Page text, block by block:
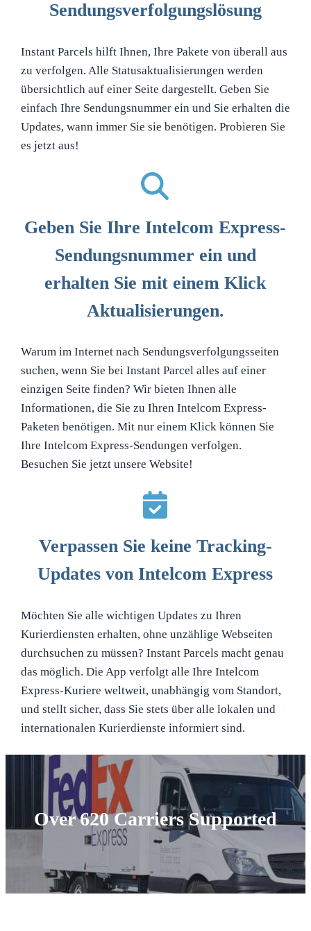
Sendungsverfolgungslösung
Instant Parcels hilft Ihnen, Ihre Pakete von überall aus
zu verfolgen. Alle Statusaktualisierungen werden
übersichtlich auf einer Seite dargestellt. Geben Sie
einfach Ihre Sendungsnummer ein und Sie erhalten die
Updates, wann immer Sie sie benötigen. Probieren Sie
es jetzt aus!
Geben Sie Ihre Intelcom Express-
Sendungsnummer ein und
erhalten Sie mit einem Klick
Aktualisierungen.
Warum im Internet nach Sendungsverfolgungsseiten
suchen, wenn Sie bei Instant Parcel alles auf einer
einzigen Seite finden? Wir bieten Ihnen alle
Informationen, die Sie zu Ihren Intelcom Express-
Paketen benötigen. Mit nur einem Klick können Sie
Ihre Intelcom Express-Sendungen verfolgen.
Besuchen Sie jetzt unsere Website!
Verpassen Sie keine Tracking-
Updates von Intelcom Express
Möchten Sie alle wichtigen Updates zu Ihren
Kurierdiensten erhalten, ohne unzählige Webseiten
durchsuchen zu müssen? Instant Parcels macht genau
das möglich. Die App verfolgt alle Ihre Intelcom
Express-Kuriere weltweit, unabhängig vom Standort,
und stellt sicher, dass Sie stets über alle lokalen und
internationalen Kurierdienste informiert sind.
Over 620 Carriers Supported